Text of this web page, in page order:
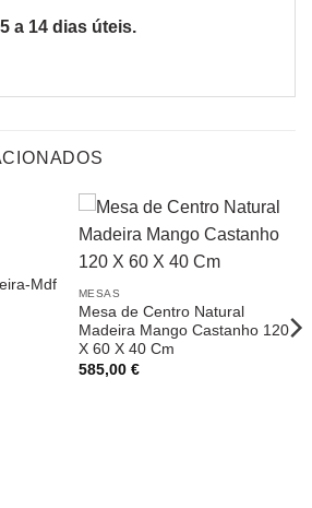
a 14 dias úteis.
Mdf
MESAS
Mesa de Centro Natural
Madeira Mango Castanho 120
X 60 X 40 Cm
585,00 €